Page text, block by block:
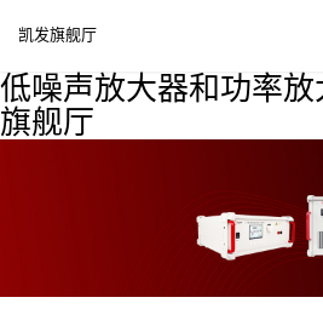
低噪声放大器和功率
旗舰厅
凯发旗舰厅